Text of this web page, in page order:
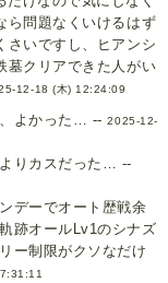
ら問題なくいけるはず
さいですし、ヒアンシ
墓クリアできた人がい
12-18 (木) 12:24:09
、よかった… --2025-12-
りカスだった… --
デーでオート歴戦余
跡オールLv1のシナズ
ー制限がクソなだけ